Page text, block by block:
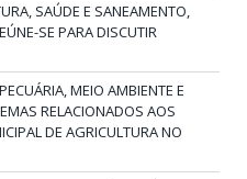
SAÚDE E SANEAMENTO,
SE PARA DISCUTIR
MEIO AMBIENTE E
RELACIONADOS AOS
DE AGRICULTURA NO